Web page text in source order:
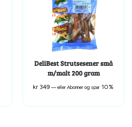
DeliBest Strutsesener små
m/malt 200 gram
kr349 —eller Abonner og spar 10%